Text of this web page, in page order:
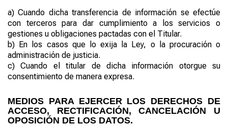
a)Cuando dicha transferencia de información se efectúe
con terceros para dar cumplimiento a los servicios o
gestiones u obligaciones pactadas con el Titular.
b) En los casos que lo exija la Ley, o la procuración o
administración de justicia.
c)Cuando el titular de dicha información otorgue su
consentimiento de manera expresa.
MEDIOS PARA EJERCER LOS DERECHOS DE
ACCESO, RECTIFICACIÓN, CANCELACIÓN U
OPOSICIÓN DE LOS DATOS.